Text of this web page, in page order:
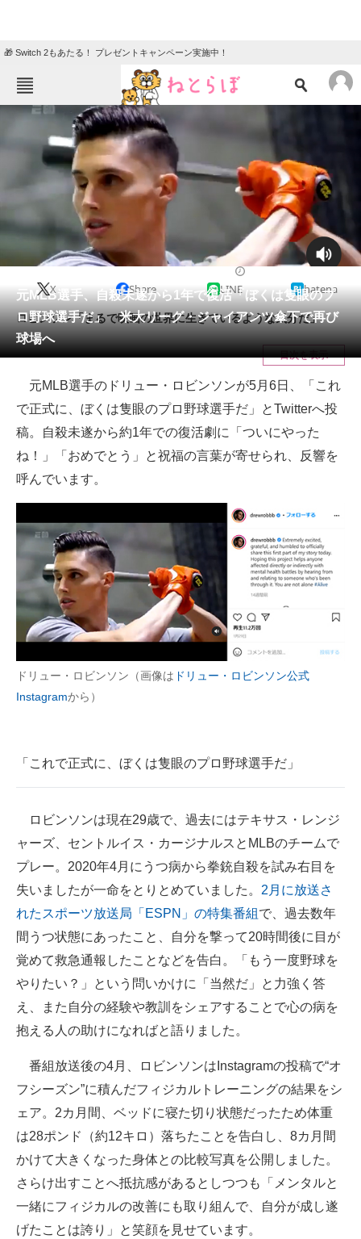
🎁 Switch 2もあたる！ プレゼントキャンペーン実施中！
ねとらぼメニュー
エンタメ クイズ
住まい
リサーチ
会員記事
メディア
注目記事を集めた総合ページ
スマホと通信の最新トレンド
進化するPCとデバイスの未来
ビジネスと働き方のヒント
AI活用のいまが分かる
企業ITのトレンドを詳説
経営リーダーのコミュニティ
マーケ×ITの今がよく分かる
製造業のIT導入・活用を支援
モノづくり技術者専門サイト
エレクトロニクス専門サイト
電子設計の基本と応用
エネルギーの専門メディア
建設×テクノロジーの最前線
元MLB選手、自殺未遂から1年で復活「ぼくは隻眼のプ
ロ野球選手だ」 米大リーグ・ジャイアンツ傘下で再び
球場へ
X Share LINE hatena
ロビンソン「まるで映画の世界に生きているような気分だ」
目次を表示
元MLB選手のドリュー・ロビンソンが5月6日、「これ
で正式に、ぼくは隻眼のプロ野球選手だ」とTwitterへ投
稿。自殺未遂から約1年での復活劇に「ついにやった
ね！」「おめでとう」と祝福の言葉が寄せられ、反響を
呼んでいます。
ドリュー・ロビンソン（画像は ドリュー・ロビンソン公式
Instagramから）
「これで正式に、ぼくは隻眼のプロ野球選手だ」
ロビンソンは現在29歳で、過去にはテキサス・レンジ
ャーズ、セントルイス・カージナルスとMLBのチームで
プレー。2020年4月にうつ病から拳銃自殺を試み右目を
失いましたが一命をとりとめていました。 2月に放送さ
れたスポーツ放送局「ESPN」の特集番組で、過去数年
間うつ状態にあったこと、自分を撃って20時間後に目が
覚めて救急通報したことなどを告白。「もう一度野球を
やりたい？」という問いかけに「当然だ」と力強く答
え、また自分の経験や教訓をシェアすることで心の病を
抱える人の助けになればと語りました。
番組放送後の4月、ロビンソンはInstagramの投稿で“オ
フシーズン”に積んだフィジカルトレーニングの結果をシ
ェア。2カ月間、ベッドに寝た切り状態だったため体重
は28ポンド（約12キロ）落ちたことを告白し、8カ月間
かけて大きくなった身体との比較写真を公開しました。
さらけ出すことへ抵抗感があるとしつつも「メンタルと
一緒にフィジカルの改善にも取り組んで、自分が成し遂
げたことは誇り」と笑顔を見せています。